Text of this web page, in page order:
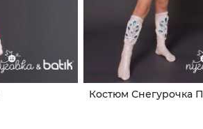
Костюм Снегурочка